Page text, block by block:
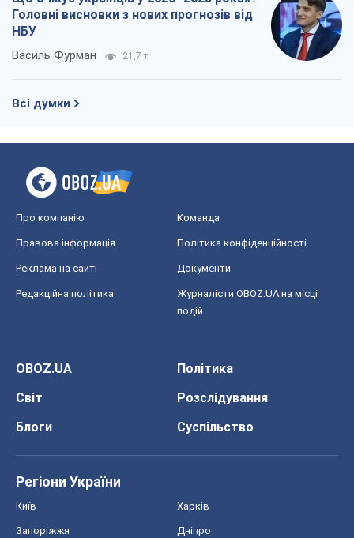
Головні висновки з нових прогнозів від
НБУ
Василь Фурман 21,7 т.
Всі думки
Про компанію Команда
Правова інформація Політика конфіденційності
Реклама на сайті Документи
Редакційна політика
Журналісти OBOZ.UA на місці
подій
OBOZ.UA
Політика
Світ
Розслідування
Блоги
Суспільство
Регіони України
Київ Харків
Запоріжжя Дніпро